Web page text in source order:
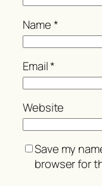
Name*
Email*
Website
Save my
browser for